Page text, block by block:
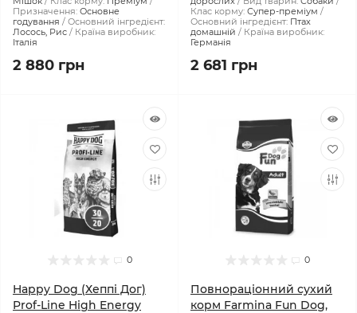
Призначення: Основне
годування
Основний інгредієнт:
Лосось, Рис
Країна виробник:
Італія
2 880 грн
Клас корму: Супер-преміум
Основний інгредієнт: Птах
домашній
Країна виробник:
Германія
2 681 грн
0
Happy Dog (Хеппі Дог)
Prof-Line High Energy
0
Повнораціонний сухий
корм Farmina Fun Dog,